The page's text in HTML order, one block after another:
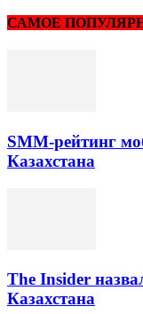
САМОЕ
SMM-рейтинг
Казахстана
The Insider
Казахстана